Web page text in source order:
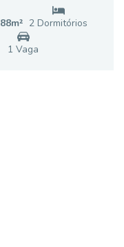
88m² 2 Dormitórios
1 Vaga